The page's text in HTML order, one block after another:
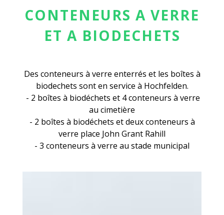
CONTENEURS A VERRE
ET A BIODECHETS
Des conteneurs à verre enterrés et les boîtes à
biodechets sont en service à Hochfelden.
- 2 boîtes à biodéchets et 4 conteneurs à verre
au cimetière
- 2 boîtes à biodéchets et deux conteneurs à
verre place John Grant Rahill
- 3 conteneurs à verre au stade municipal